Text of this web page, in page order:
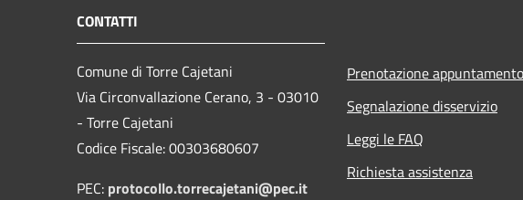
CONTATTI
Comune di Torre Cajetani
Via Circonvallazione Cerano, 3 - 03010
- Torre Cajetani
Codice Fiscale: 00303680607
PEC: protocollo.torrecajetani@pec.it
Prenotazione appuntamento
Segnalazione disservizio
Leggi le FAQ
Richiesta assistenza